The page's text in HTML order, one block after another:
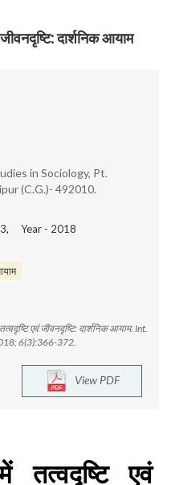
दार्शनिक आयाम
in Sociology, Pt.
(C.G.)- 492010.
3, Year - 2018
एवं जीवनदृष्टि: दार्शनिक आयाम. Int.
6(3):366-372.
View PDF